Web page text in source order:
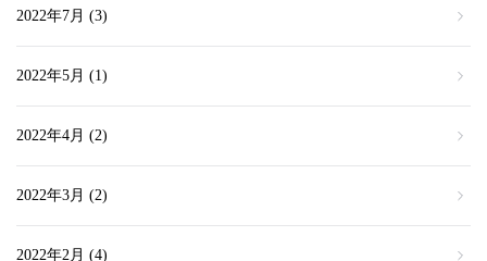
2022年7月 (3)
2022年5月 (1)
2022年4月 (2)
2022年3月 (2)
2022年2月 (4)